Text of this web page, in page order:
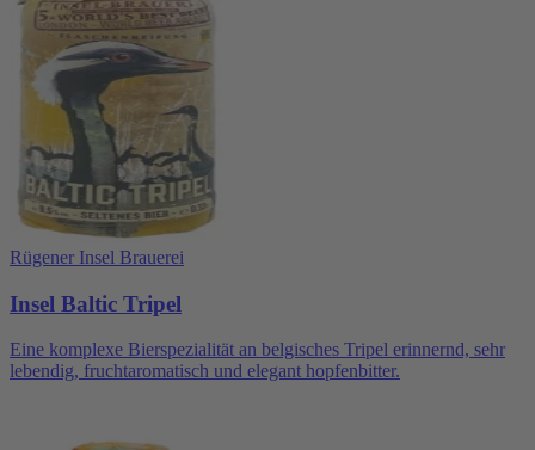
Rügener Insel Brauerei
Insel Baltic Tripel
Eine komplexe Bierspezialität an belgisches Tripel erinnernd, sehr
lebendig, fruchtaromatisch und elegant hopfenbitter.